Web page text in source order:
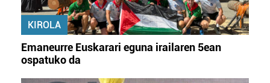
KIROLA
Emaneurre Euskarari eguna irailaren 5ean
ospatuko da